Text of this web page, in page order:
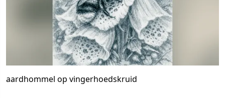
aardhommel op vingerhoedskruid